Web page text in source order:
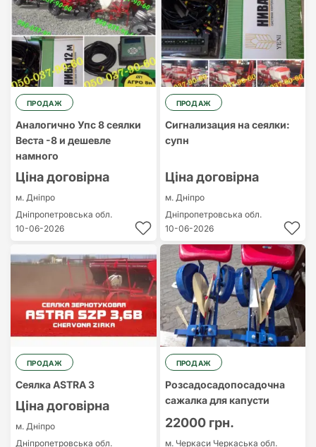
ПРОДАЖ
Аналогично Упс 8 сеялки
Веста -8 и дешевле
намного
Ціна договірна
м. Дніпро
Дніпропетровська обл.
10-06-2026
ПРОДАЖ
Сигнализация на сеялки:
супн
Ціна договірна
м. Дніпро
Дніпропетровська обл.
10-06-2026
ПРОДАЖ
Сеялка ASTRA 3
Ціна договірна
м. Дніпро
Дніпропетровська обл.
ПРОДАЖ
Розсадосадопосадочна
сажалка для капусти
22000 грн.
м. Черкаси Черкаська обл.